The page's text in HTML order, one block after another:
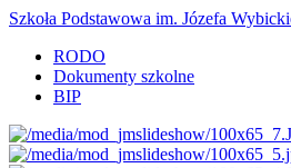
Szkoła Podstawowa im. Józefa
RODO
Dokumenty szkolne
BIP